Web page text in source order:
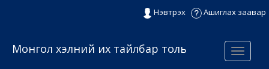
Нэвтрэх Ашиглах заавар
Menu
Монгол хэлний их тайлбар толь